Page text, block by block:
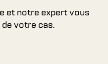
et notre expert vous
votre cas.